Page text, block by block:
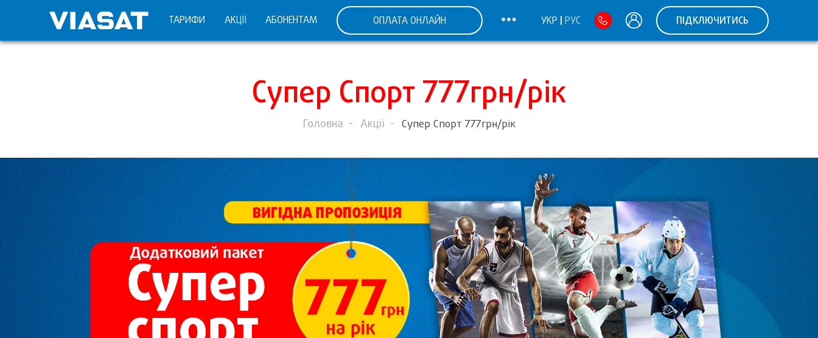
ТАРИФИ АКЦІЇ АБОНЕНТАМ ОПЛАТА ОНЛАЙН УКР РУС ПІДКЛЮЧИТИСЬ
Супер Спорт 777грн/рік
Головна Акції Супер Спорт 777грн/рік